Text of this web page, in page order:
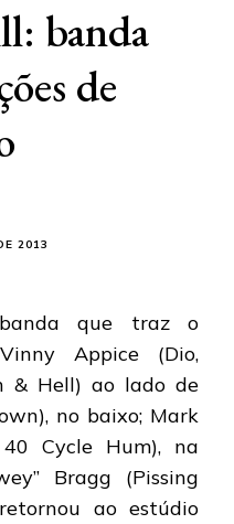
banda
de
2013
que traz o
Appice (Dio,
& Hell) ao lado de
no baixo; Mark
40 Cycle Hum), na
Bragg (Pissing
ao estúdio